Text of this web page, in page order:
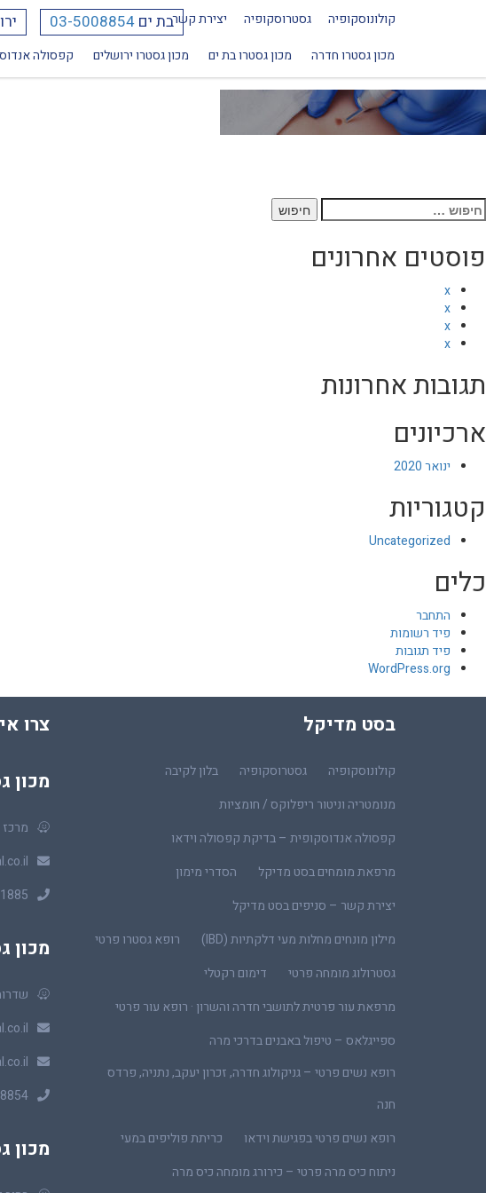
קולונוסקופיה גסטרוסקופיה יצירת קשרבת ים 03-5008854
מכון גסטרו חדרה מכון גסטרו בת ים מכון גסטרו ירושלים קפסולה mole-removal
חיפוש:
פוסטים אחרונים
x
x
x
x
תגובות אחרונות
ארכיונים
ינואר 2020
קטגוריות
Uncategorized
כלים
התחבר
פיד רשומות
פיד תגובות
WordPress.org
צרו
מכון
מרכז
מכון
שדרות
מכון
בסט מדיקל
קולונוסקופיה גסטרוסקופיה
בלון לקיבה
מנומטריה וניטור ריפלוקס / חומציות
קפסולה אנדוסקופית – בדיקת קפסולה וידאו
מרפאת מומחים בסט מדיקל
הסדרי מימון
יצירת קשר – סניפים בסט מדיקל
מילון מונחים מחלות מעי דלקתיות (IBD)
רופא גסטרו פרטי
גסטרולוג מומחה פרטי
דימום רקטלי
מרפאת עור פרטית לתושבי חדרה והשרון · רופא עור פרטי
ספייגלאס – טיפול באבנים בדרכי מרה
רופא נשים פרטי – גניקולוג חדרה, זכרון יעקב, נתניה, פרדס
חנה
רופא נשים פרטי בפגישת וידאו
כריתת פוליפים במעי
ניתוח כיס מרה פרטי – כירורג מומחה כיס מרה